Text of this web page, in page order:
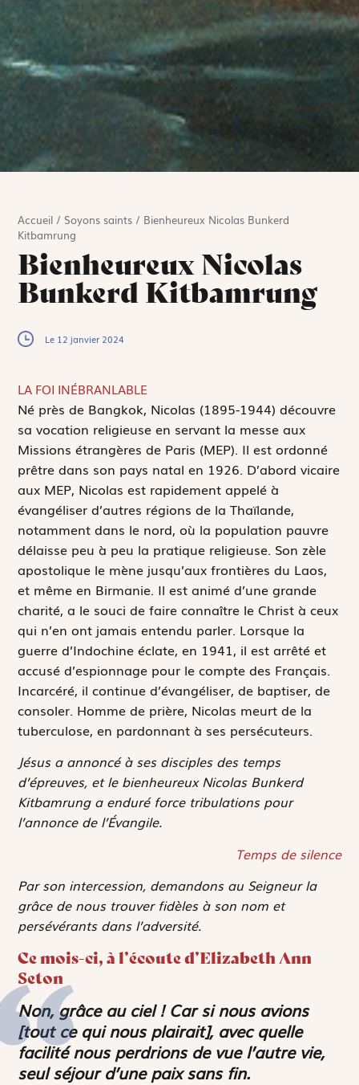
Accueil / Soyons saints / Bienheureux Nicolas Bunkerd
Kitbamrung
Bienheureux Nicolas
Bunkerd Kitbamrung
Le 12 janvier 2024
LA FOI INÉBRANLABLE
Né près de Bangkok, Nicolas (1895-1944) découvre
sa vocation religieuse en servant la messe aux
Missions étrangères de Paris (MEP). Il est ordonné
prêtre dans son pays natal en 1926. D’abord vicaire
aux MEP, Nicolas est rapidement appelé à
évangéliser d’autres régions de la Thaïlande,
notamment dans le nord, où la population pauvre
délaisse peu à peu la pratique religieuse. Son zèle
apostolique le mène jusqu’aux frontières du Laos,
et même en Birmanie. Il est animé d’une grande
charité, a le souci de faire connaître le Christ à ceux
qui n’en ont jamais entendu parler. Lorsque la
guerre d’Indochine éclate, en 1941, il est arrêté et
accusé d’espionnage pour le compte des Français.
Incarcéré, il continue d’évangéliser, de baptiser, de
consoler. Homme de prière, Nicolas meurt de la
tuberculose, en pardonnant à ses persécuteurs.
Jésus a annoncé à ses disciples des temps
d’épreuves, et le bienheureux Nicolas Bunkerd
Kitbamrung a enduré force tribulations pour
l’annonce de l’Évangile.
Temps de silence
Par son intercession, demandons au Seigneur la
grâce de nous trouver fidèles à son nom et
persévérants dans l’adversité.
Ce mois-ci, à l’écoute d’Elizabeth Ann
Seton
Non, grâce au ciel ! Car si nous avions
[tout ce qui nous plairait], avec quelle
facilité nous perdrions de vue l’autre vie,
seul séjour d’une paix sans fin.